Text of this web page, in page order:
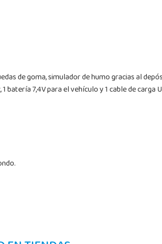
de goma, simulador de humo gracias al
7,4V para el vehículo y 1 cable de carga